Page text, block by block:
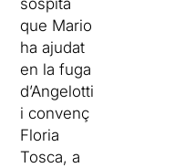
sospita
que Mario
ha ajudat
en la fuga
d’Angelotti
i convenç
Floria
Tosca, a